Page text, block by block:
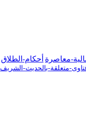
معاصرة أحكام-الطلاق
متعلقة-بالحديث-الشريف